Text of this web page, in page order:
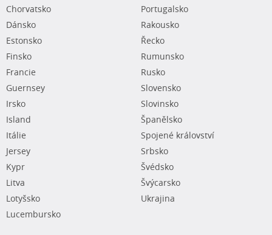
Chorvatsko
Dánsko
Estonsko
Finsko
Francie
Guernsey
Irsko
Island
Itálie
Jersey
Kypr
Litva
Lotyšsko
Lucembursko
Portugalsko
Rakousko
Řecko
Rumunsko
Rusko
Slovensko
Slovinsko
Španělsko
Spojené království
Srbsko
Švédsko
Švýcarsko
Ukrajina